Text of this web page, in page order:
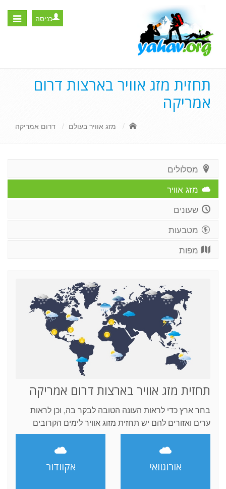
Toggle
כניסה
תחזית מזג אוויר בארצות דרום
אמריקה
מזג אוויר בעולם דרום אמריקה
מסלולים
מזג אוויר
שעונים
מטבעות
מפות
תחזית מזג אוויר בארצות דרום אמריקה
בחר ארץ כדי לראות העונה הטובה לבקר בה, וכן לראות
ערים ואזורים להם יש תחזית מזוג אוויר לימים הקרובים
אורוגוואי אקוודור